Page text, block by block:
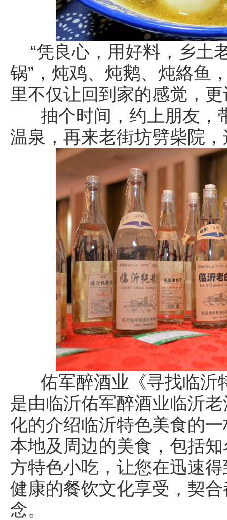
“凭良心，用好料，乡土
锅”，炖鸡、炖鹅、炖絡鱼
里不仅让回到家的感觉，
抽个时间，约上朋友，
温泉，再来老街坊劈柴院
佑军醉酒业《寻找临沂
是由临沂佑军醉酒业临沂
化的介绍临沂特色美食的
本地及周边的美食，包括
方特色小吃，让您在迅速
健康的餐饮文化享受，契
念。